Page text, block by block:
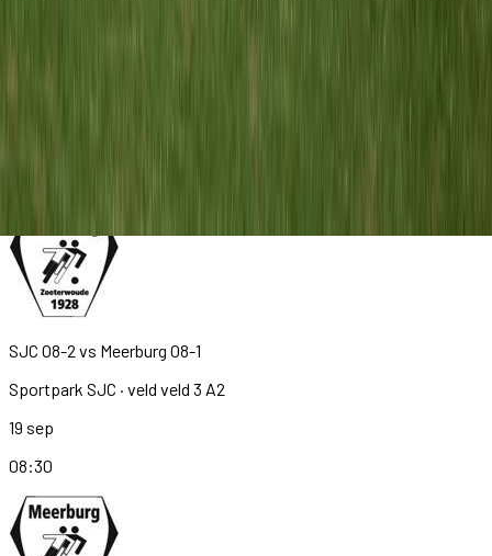
SJC O8-2 vs Meerburg O8-1
Sportpark SJC · veld veld 3 A2
19 sep
08:30